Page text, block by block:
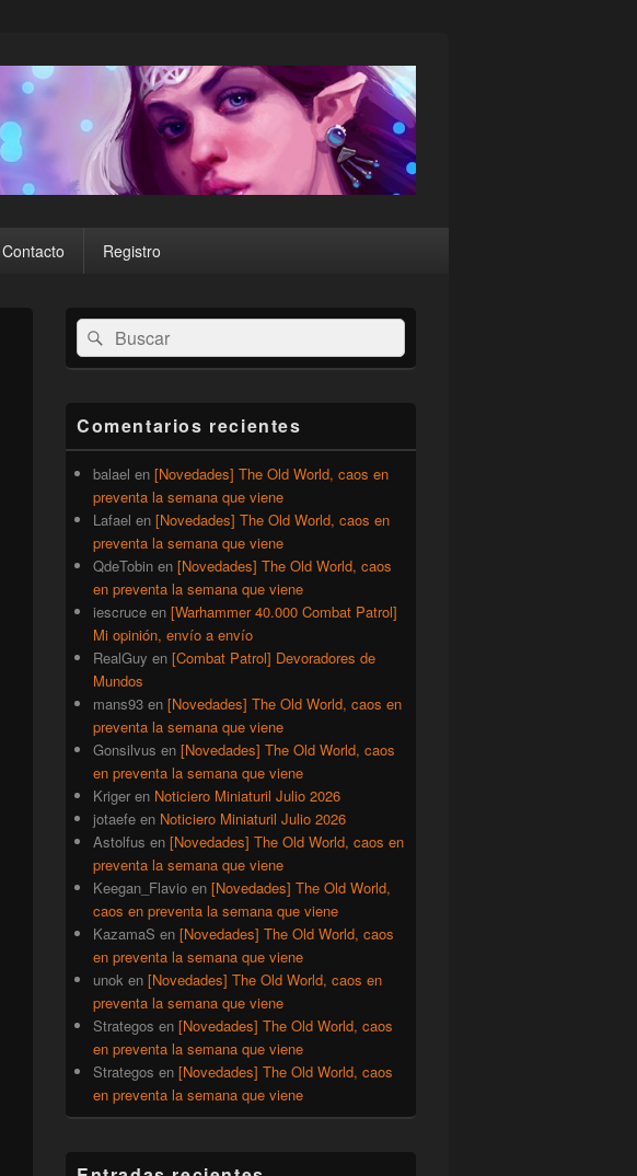
Contacto Registro
El
área
de
lateral
primaria
Buscar
por:
Buscar
Comentarios recientes
balael en [Novedades] The Old World, caos en
preventa la semana que viene
Lafael en [Novedades] The Old World, caos en
preventa la semana que viene
QdeTobin en [Novedades] The Old World, caos
en preventa la semana que viene
iescruce en [Warhammer 40.000 Combat Patrol]
Mi opinión, envío a envío
RealGuy en [Combat Patrol] Devoradores de
Mundos
mans93 en [Novedades] The Old World, caos en
preventa la semana que viene
Gonsilvus en [Novedades] The Old World, caos
en preventa la semana que viene
Kriger en Noticiero Miniaturil Julio 2026
jotaefe en Noticiero Miniaturil Julio 2026
Astolfus en [Novedades] The Old World, caos en
preventa la semana que viene
Keegan_Flavio en [Novedades] The Old World,
caos en preventa la semana que viene
KazamaS en [Novedades] The Old World, caos
en preventa la semana que viene
unok en [Novedades] The Old World, caos en
preventa la semana que viene
Strategos en [Novedades] The Old World, caos
en preventa la semana que viene
Strategos en [Novedades] The Old World, caos
en preventa la semana que viene